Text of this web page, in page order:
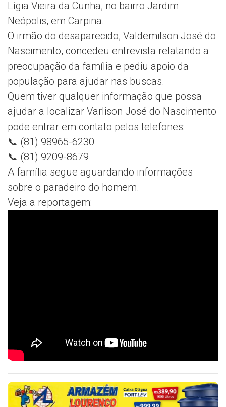
Lígia Vieira da Cunha, no bairro Jardim
Neópolis, em Carpina.
O irmão do desaparecido, Valdemilson José do
Nascimento, concedeu entrevista relatando a
preocupação da família e pediu apoio da
população para ajudar nas buscas.
Quem tiver qualquer informação que possa
ajudar a localizar Varlison José do Nascimento
pode entrar em contato pelos telefones:
📞 (81) 98965-6230
📞 (81) 9209-8679
A família segue aguardando informações
sobre o paradeiro do homem.
Veja a reportagem: